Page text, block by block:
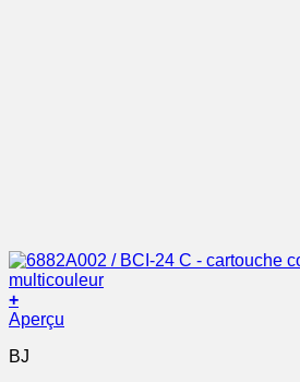
+
Aperçu
BJ